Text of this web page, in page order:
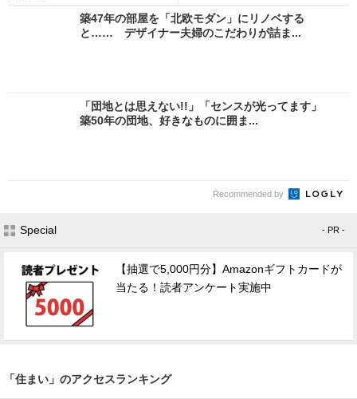
築47年の部屋を「北欧モダン」にリノベする
と…… デザイナー夫婦のこだわりが詰ま...
「団地とは思えない!!」「センスが光ってます」
築50年の団地、好きなものに囲ま...
Recommended by
Special - PR -
【抽選で5,000円分】Amazonギフトカードが
当たる！読者アンケート実施中
「住まい」のアクセスランキング